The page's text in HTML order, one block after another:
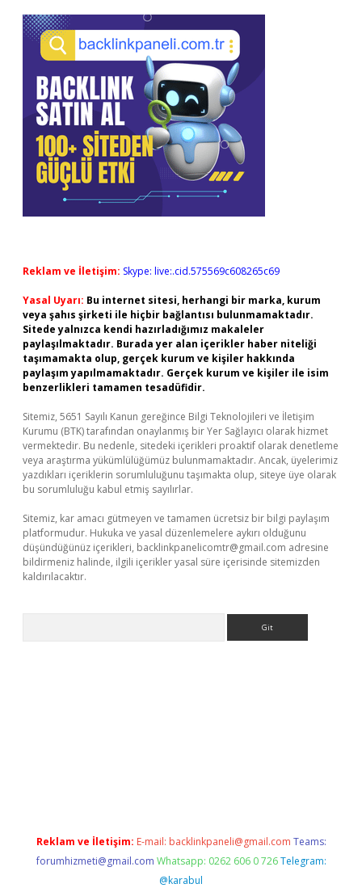
Reklam ve İletişim: Skype: live:.cid.575569c608265c69
Yasal Uyarı: Bu internet sitesi, herhangi bir marka, kurum
veya şahıs şirketi ile hiçbir bağlantısı bulunmamaktadır.
Sitede yalnızca kendi hazırladığımız makaleler
paylaşılmaktadır. Burada yer alan içerikler haber niteliği
taşımamakta olup, gerçek kurum ve kişiler hakkında
paylaşım yapılmamaktadır. Gerçek kurum ve kişiler ile isim
benzerlikleri tamamen tesadüfidir.
Sitemiz, 5651 Sayılı Kanun gereğince Bilgi Teknolojileri ve İletişim
Kurumu (BTK) tarafından onaylanmış bir Yer Sağlayıcı olarak hizmet
vermektedir. Bu nedenle, sitedeki içerikleri proaktif olarak denetleme
veya araştırma yükümlülüğümüz bulunmamaktadır. Ancak, üyelerimiz
yazdıkları içeriklerin sorumluluğunu taşımakta olup, siteye üye olarak
bu sorumluluğu kabul etmiş sayılırlar.
Sitemiz, kar amacı gütmeyen ve tamamen ücretsiz bir bilgi paylaşım
platformudur. Hukuka ve yasal düzenlemelere aykırı olduğunu
düşündüğünüz içerikleri, backlinkpanelicomtr@gmail.com adresine
bildirmeniz halinde, ilgili içerikler yasal süre içerisinde sitemizden
kaldırılacaktır.
Reklam ve İletişim: E-mail: backlinkpaneli@gmail.com Teams:
forumhizmeti@gmail.com Whatsapp: 0262 606 0 726 Telegram:
@karabul